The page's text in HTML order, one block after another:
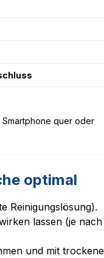
quer oder
optimal
Reinigungslösung).
lassen (je nach
und mit